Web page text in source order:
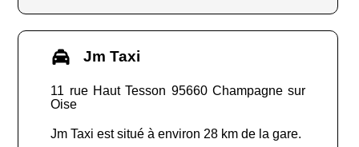
Jm Taxi
11 rue Haut Tesson 95660 Champagne sur
Oise
Jm Taxi est situé à environ 28 km de la gare.